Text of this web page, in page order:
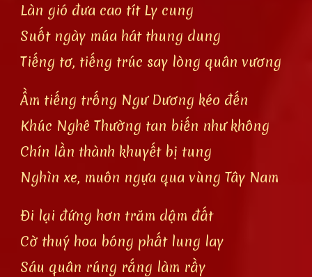
Làn gió đưa cao tít Ly cung
Suốt ngày múa hát thung dung
Tiếng tơ, tiếng trúc say lòng quân vương
Ầm tiếng trống Ngư Dương kéo đến
Khúc Nghê Thường tan biến như không
Chín lần thành khuyết bị tung
Nghìn xe, muôn ngựa qua vùng Tây Nam
Đi lại đứng hơn trăm dậm đất
Cờ thuý hoa bóng phất lung lay
Sáu quân rúng rắng làm rầy